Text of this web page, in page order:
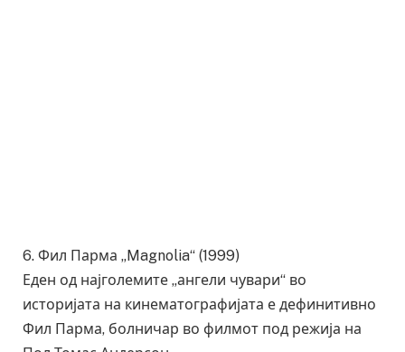
6. Фил Парма „Magnolia“ (1999)
Еден од најголемите „ангели чувари“ во
историјата на кинематографијата е дефинитивно
Фил Парма, болничар во филмот под режија на